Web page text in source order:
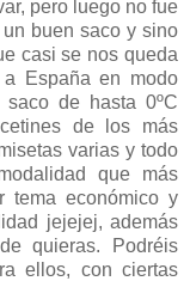
pero luego no fue
buen saco y sino
casi se nos queda
España en modo
de hasta 0ºC
de los más
varias y todo
que más
tema económico y
jejejej, además
quieras. Podréis
ellos, con ciertas